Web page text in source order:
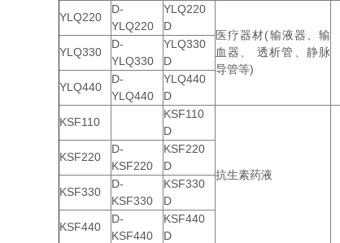
YLQ220
D-
YLQ220
YLQ220
D
医疗器材(输液器、输
血器、 透析管、静脉
导管等)
YLQ330
D-
YLQ330
YLQ330
D
YLQ440
D-
YLQ440
YLQ440
D
KSF110
KSF110
D
抗生素药液
KSF220
D-
KSF220
KSF220
D
KSF330
D-
KSF330
KSF330
D
KSF440
D-
KSF440
KSF440
D